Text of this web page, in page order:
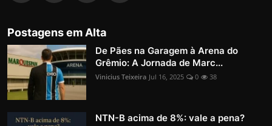
Postagens em Alta
De Pães na Garagem à Arena do
Grêmio: A Jornada de Marc...
Vinicius Teixeira Jul 16, 2025 0 38
NTN-B acima de 8%: vale a pena?